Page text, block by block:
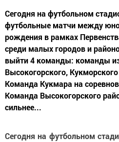
Сегодня на футбольном
футбольные матчи между
рождения в рамках
среди малых городов и
выйти 4 команды: команды
Высокогорского,
Команда Кукмара на
Команда Высокогорского
сильнее...
Сегодня на футбольном